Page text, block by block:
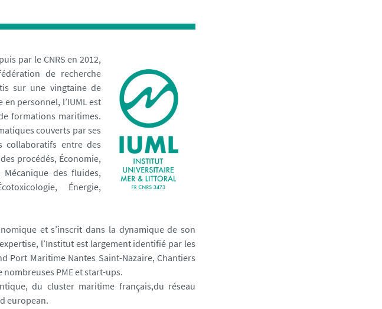
par le CNRS en 2012,
de recherche
sur une vingtaine de
personnel, l’IUML est
formations maritimes.
couverts par ses
collaboratifs entre des
procédés, Économie,
Mécanique des fluides,
Énergie,
et s’inscrit dans la dynamique de son
l’Institut est largement identifié par les
Port Maritime Nantes Saint-Nazaire, Chantiers
PME et start-ups.
du cluster maritime français,du réseau
european.